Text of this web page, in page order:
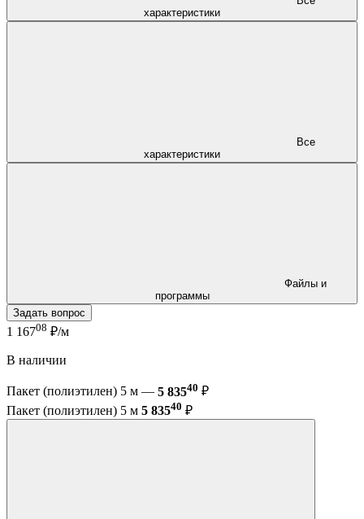
характеристики
характеристики
программы
Задать вопрос
1 16708 ₽/м
В наличии
Пакет (полиэтилен) 5 м — 5 83540 ₽
Пакет (полиэтилен) 5 м 5 83540 ₽